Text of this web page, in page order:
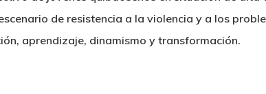
de resistencia a la violencia y a los
aprendizaje, dinamismo y transformación.